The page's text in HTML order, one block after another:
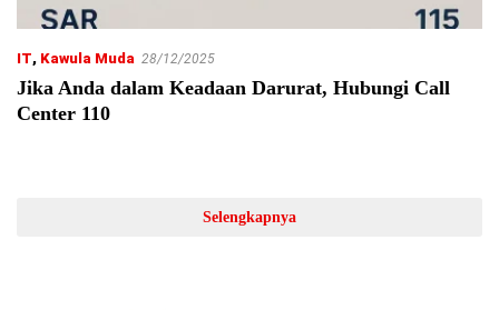
IT, Kawula Muda 28/12/2025
Jika Anda dalam Keadaan Darurat, Hubungi Call
Center 110
Selengkapnya